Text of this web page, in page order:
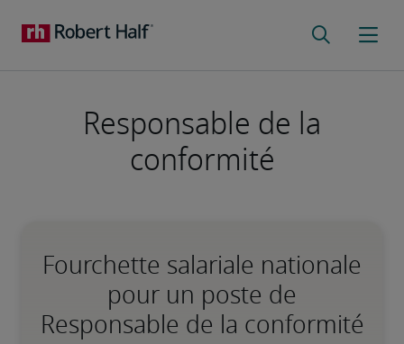
Responsable de la
conformité
Fourchette salariale nationale
pour un poste de
Responsable de la conformité